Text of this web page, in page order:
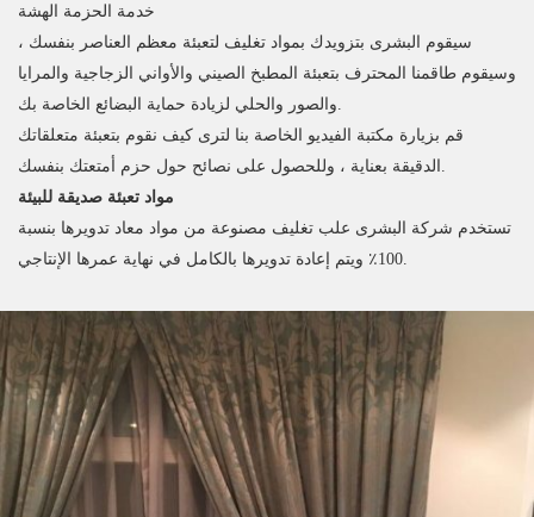
خدمة الحزمة الهشة
سيقوم البشرى بتزويدك بمواد تغليف لتعبئة معظم العناصر بنفسك ،
وسيقوم طاقمنا المحترف بتعبئة المطبخ الصيني والأواني الزجاجية والمرايا
قم بزيارة مكتبة الفيديو الخاصة بنا لترى كيف نقوم بتعبئة متعلقاتك
مواد تعبئة صديقة للبيئة
تستخدم شركة البشرى علب تغليف مصنوعة من مواد معاد تدويرها بنسبة